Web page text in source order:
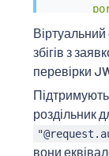
EOF
збігів з
перевірки
роздільник
вони